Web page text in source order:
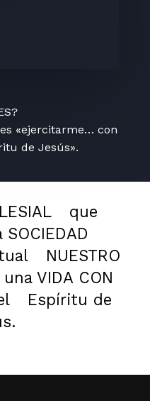
«ejercitarme… con
de Jesús».
que
NUESTRO
VIDA CON
Espíritu de